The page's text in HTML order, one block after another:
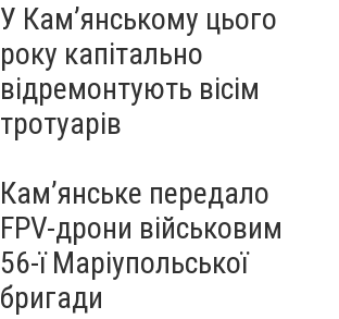
У Кам’янському цього
року капітально
відремонтують вісім
тротуарів
Кам’янське передало
FPV-дрони військовим
56-ї Маріупольської
бригади